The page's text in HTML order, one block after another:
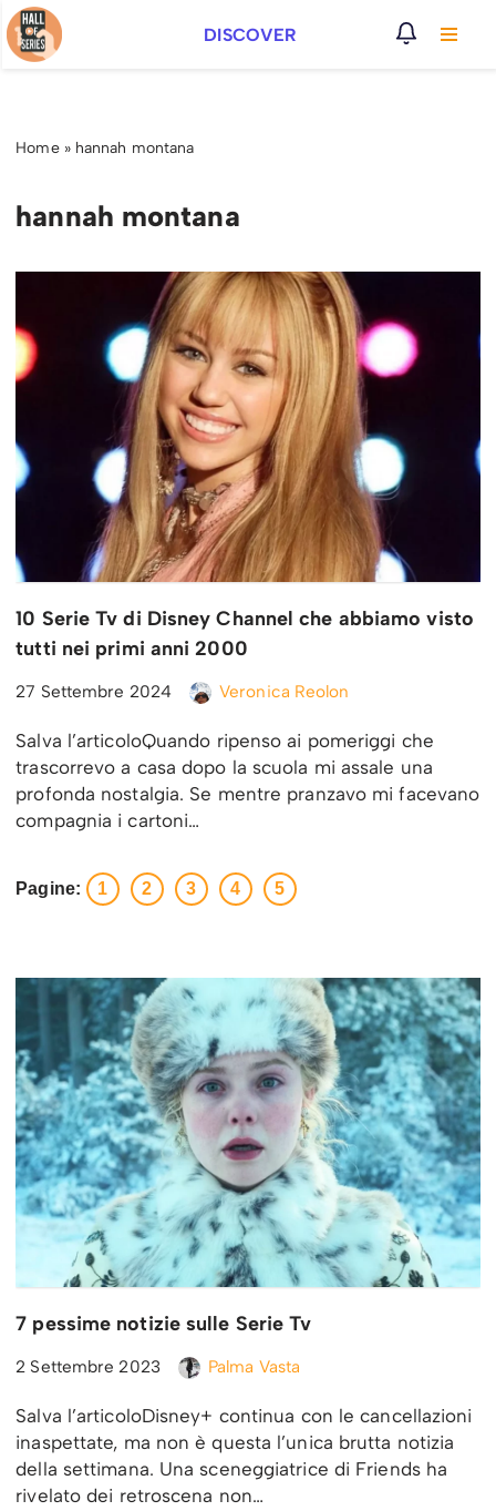
Vai
DISCOVER
Home» hannah montana
hannah montana
10 Serie Tv di Disney Channel che abbiamo visto
tutti nei primi anni 2000
27 Settembre 2024 Veronica Reolon
Salva l’articoloQuando ripenso ai pomeriggi che
trascorrevo a casa dopo la scuola mi assale una
profonda nostalgia. Se mentre pranzavo mi facevano
compagnia i cartoni…
Pagine: 1 2 3 4 5
7 pessime notizie sulle Serie Tv
2 Settembre 2023 Palma Vasta
Salva l’articoloDisney+ continua con le cancellazioni
inaspettate, ma non è questa l’unica brutta notizia
della settimana. Una sceneggiatrice di Friends ha
rivelato dei retroscena non…